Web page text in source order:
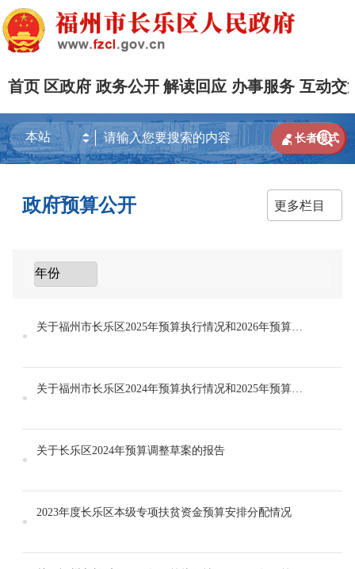
首页 区政府 政务公开 解读回应 办事服务 互动交

 长者模式
政府预算公开 更多栏目
关于福州市长乐区2025年预算执行情况和2026年预算草案的报告
关于福州市长乐区2024年预算执行情况和2025年预算草案的报告
关于长乐区2024年预算调整草案的报告
2023年度长乐区本级专项扶贫资金预算安排分配情况